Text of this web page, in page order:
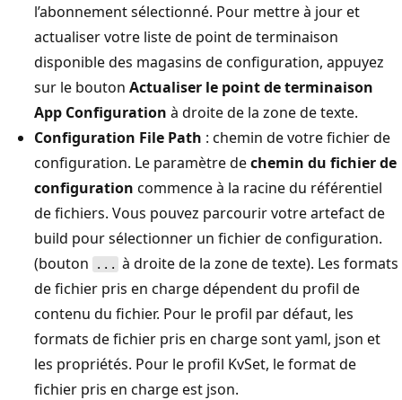
l’abonnement sélectionné. Pour mettre à jour et
actualiser votre liste de point de terminaison
disponible des magasins de configuration, appuyez
sur le bouton Actualiser le point de terminaison
App Configuration à droite de la zone de texte.
Configuration File Path : chemin de votre fichier de
configuration. Le paramètre dechemin du fichier de
configuration commence à la racine du référentiel
de fichiers. Vous pouvez parcourir votre artefact de
build pour sélectionner un fichier de configuration.
(bouton
... à droite de la zone de texte). Les formats
de fichier pris en charge dépendent du profil de
contenu du fichier. Pour le profil par défaut, les
formats de fichier pris en charge sont yaml, json et
les propriétés. Pour le profil KvSet, le format de
fichier pris en charge est json.